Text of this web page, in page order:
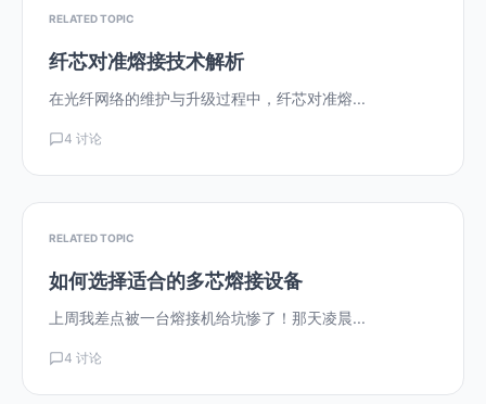
RELATED TOPIC
纤芯对准熔接技术解析
在光纤网络的维护与升级过程中，纤芯对准熔...
4 讨论
RELATED TOPIC
如何选择适合的多芯熔接设备
上周我差点被一台熔接机给坑惨了！那天凌晨...
4 讨论